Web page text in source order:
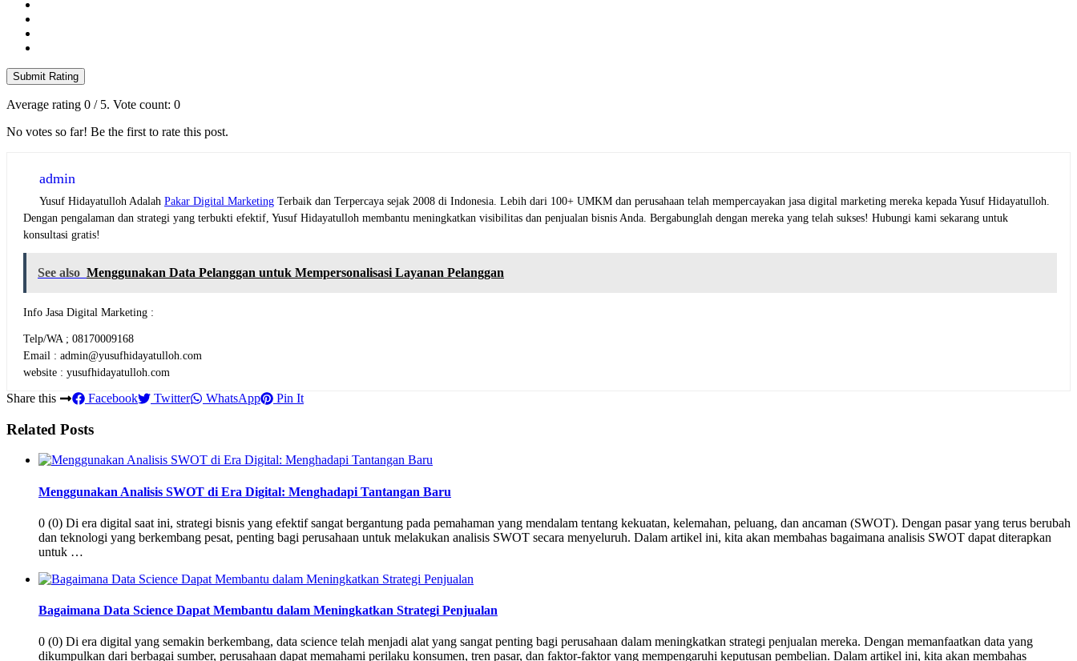
Submit Rating
Average rating 0 / 5. Vote count: 0
No votes so far! Be the first to rate this post.
admin
Yusuf Hidayatulloh Adalah Pakar Digital Marketing Terbaik dan Terpercaya sejak 2008 di Indonesia. Lebih dari 100+ UMKM dan perusahaan telah mempercayakan jasa digital marketing mereka kepada Yusuf Hidayatulloh.
Dengan pengalaman dan strategi yang terbukti efektif, Yusuf Hidayatulloh membantu meningkatkan visibilitas dan penjualan bisnis Anda. Bergabunglah dengan mereka yang telah sukses! Hubungi kami sekarang untuk
konsultasi gratis!
See also Menggunakan Data Pelanggan untuk Mempersonalisasi Layanan Pelanggan
Info Jasa Digital Marketing :
Telp/WA ; 08170009168
Email : admin@yusufhidayatulloh.com
website : yusufhidayatulloh.com
Share this Facebook Twitter WhatsApp Pin It
Related Posts
Menggunakan Analisis SWOT di Era Digital: Menghadapi Tantangan Baru
0 (0) Di era digital saat ini, strategi bisnis yang efektif sangat bergantung pada pemahaman yang mendalam tentang kekuatan, kelemahan, peluang, dan ancaman (SWOT). Dengan pasar yang terus berubah
dan teknologi yang berkembang pesat, penting bagi perusahaan untuk melakukan analisis SWOT secara menyeluruh. Dalam artikel ini, kita akan membahas bagaimana analisis SWOT dapat diterapkan
untuk …
Bagaimana Data Science Dapat Membantu dalam Meningkatkan Strategi Penjualan
0 (0) Di era digital yang semakin berkembang, data science telah menjadi alat yang sangat penting bagi perusahaan dalam meningkatkan strategi penjualan mereka. Dengan memanfaatkan data yang
dikumpulkan dari berbagai sumber, perusahaan dapat memahami perilaku konsumen, tren pasar, dan faktor-faktor yang mempengaruhi keputusan pembelian. Dalam artikel ini, kita akan membahas